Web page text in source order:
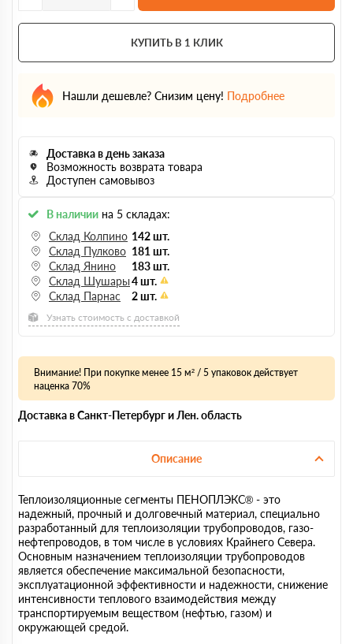
КУПИТЬ В 1 КЛИК
Нашли дешевле? Снизим цену! Подробнее
Доставка в день заказа
Возможность возврата товара
Доступен самовывоз
В наличии на 5 складах:
Склад Колпино 142 шт.
Склад Пулково 181 шт.
Склад Янино
183 шт.
Склад Шушары4 шт.
Склад Парнас
2 шт.
Узнать стоимость с доставкой
Внимание! При покупке менее 15 м² / 5 упаковок действует
наценка 70%
Доставка в Санкт-Петербург и Лен. область
Описание
Теплоизоляционные сегменты ПЕНОПЛЭКС® - это
надежный, прочный и долговечный материал, специально
разработанный для теплоизоляции трубопроводов, газо-
нефтепроводов, в том числе в условиях Крайнего Севера.
Основным назначением теплоизоляции трубопроводов
является обеспечение максимальной безопасности,
эксплуатационной эффективности и надежности, снижение
интенсивности теплового взаимодействия между
транспортируемым веществом (нефтью, газом) и
окружающей средой.